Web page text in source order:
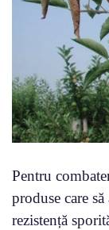
Pentru
produse care
rezistență